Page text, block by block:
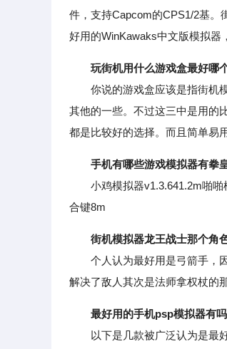
件，支持Capcom的CPS1/2基。
好用的WinKawaks中文版模拟器
玩街机用什么游戏盒最好哪
你说的游戏盒应该是指街机模
其他的一些。不过这三中是用的
都是比较好的选择。而且简单易
手机有哪些游戏模拟器有拳
小鸡模拟器v1.3.641.2m啪啪
合键8m
街机模拟器龙王战士那个角
个人认为最好用是弓箭手，因
解决了敌人其次是法师拿权杖的
最好用的手机psp模拟器有
以下是几款被广泛认为是最好